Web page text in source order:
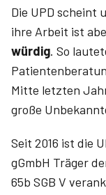
Die UPD scheint
ihre Arbeit ist
würdig. So
Mitte letzten
große
Seit 2016 ist die
gGmbH Träger
65b SGB V